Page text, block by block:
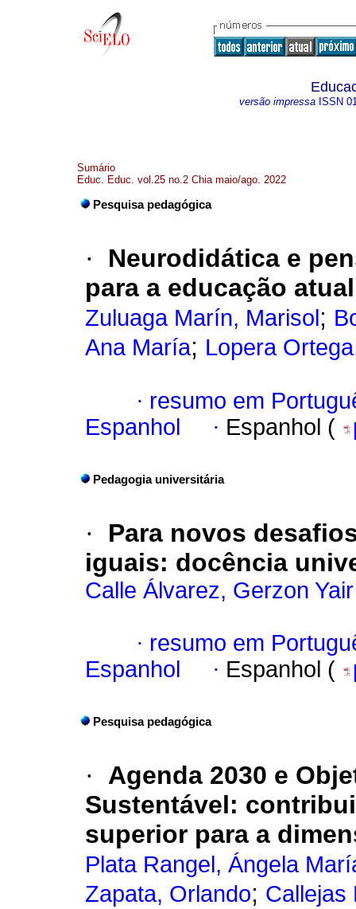
versão impressa ISSN
Sumário
Educ. Educ. vol.25 no.2 Chia maio/ago. 2022
Pesquisa pedagógica
·
Neurodidática e
para a educação atual
Zuluaga Marín, Marisol ;
Ana María; Lopera
· resumo em
Espanhol
· Espanhol (
Pedagogia universitária
·
Para novos
iguais: docência
Calle Álvarez, Gerzon Yair
· resumo em
Espanhol
· Espanhol (
Pesquisa pedagógica
·
Agenda 2030 e
Sustentável:
superior para a
Plata Rangel, Ángela
Zapata, Orlando; Callejas